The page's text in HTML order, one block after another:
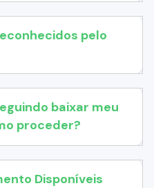
pelo
baixar meu
proceder?
Disponíveis